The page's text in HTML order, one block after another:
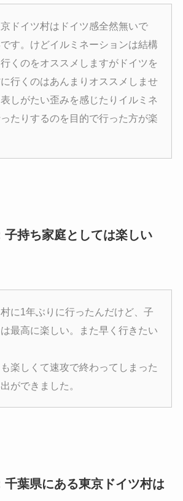
ドイツ村はドイツ感全然無いで
す。けどイルミネーションは結構
くのをオススメしますがドイツを
行くのはあんまりオススメしませ
しがたい歪みを感じたりイルミネ
たりするのを目的で行った方が楽
持ち家庭としては楽しい
に1年ぶりに行ったんだけど、子
最高に楽しい。また早く行きたい
楽しくて速攻で終わってしまった
ができました。
葉県にある東京ドイツ村は